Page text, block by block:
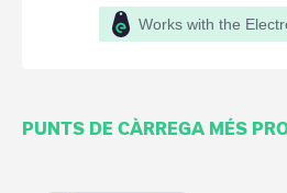
Works with the
PUNTS DE CÀRREGA MÉS